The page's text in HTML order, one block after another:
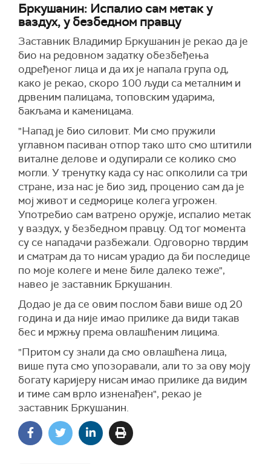
Бркушанин: Испалио сам метак у
ваздух, у безбедном правцу
Заставник Владимир Бркушанин је рекао да је
био на редовном задатку обезбеђења
одређеног лица и да их је напала група од,
како је рекао, скоро 100 људи са металним и
дрвеним палицама, топовским ударима,
бакљама и каменицама.
"Напад је био силовит. Ми смо пружили
углавном пасиван отпор тако што смо штитили
виталне делове и одупирали се колико смо
могли. У тренутку када су нас опколили са три
стране, иза нас је био зид, проценио сам да је
мој живот и седморице колега угрожен.
Употребио сам ватрено оружје, испалио метак
у ваздух, у безбедном правцу. Од тог момента
су се нападачи разбежали. Одговорно тврдим
и сматрам да то нисам урадио да би последице
по моје колеге и мене биле далеко теже",
навео је заставник Бркушанин.
Додао је да се овим послом бави више од 20
година и да није имао прилике да види такав
бес и мржњу према овлашћеним лицима.
"Притом су знали да смо овлашћена лица,
више пута смо упозоравали, али то за ову моју
богату каријеру нисам имао прилике да видим
и тиме сам врло изненађен", рекао је
заставник Бркушанин.